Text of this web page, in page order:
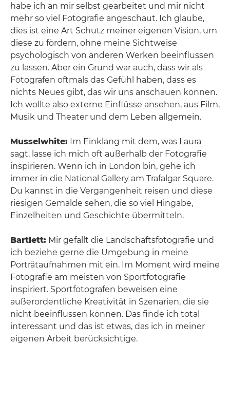
habe ich an mir selbst gearbeitet und mir nicht
mehr so viel Fotografie angeschaut. Ich glaube,
dies ist eine Art Schutz meiner eigenen Vision, um
diese zu fördern, ohne meine Sichtweise
psychologisch von anderen Werken beeinflussen
zu lassen. Aber ein Grund war auch, dass wir als
Fotografen oftmals das Gefühl haben, dass es
nichts Neues gibt, das wir uns anschauen können.
Ich wollte also externe Einflüsse ansehen, aus Film,
Musik und Theater und dem Leben allgemein.
Musselwhite: Im Einklang mit dem, was Laura
sagt, lasse ich mich oft außerhalb der Fotografie
inspirieren. Wenn ich in London bin, gehe ich
immer in die National Gallery am Trafalgar Square.
Du kannst in die Vergangenheit reisen und diese
riesigen Gemälde sehen, die so viel Hingabe,
Einzelheiten und Geschichte übermitteln.
Bartlett: Mir gefällt die Landschaftsfotografie und
ich beziehe gerne die Umgebung in meine
Porträtaufnahmen mit ein. Im Moment wird meine
Fotografie am meisten von Sportfotografie
inspiriert. Sportfotografen beweisen eine
außerordentliche Kreativität in Szenarien, die sie
nicht beeinflussen können. Das finde ich total
interessant und das ist etwas, das ich in meiner
eigenen Arbeit berücksichtige.